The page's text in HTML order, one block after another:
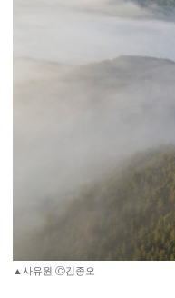
▲사유원 Ⓒ김종오